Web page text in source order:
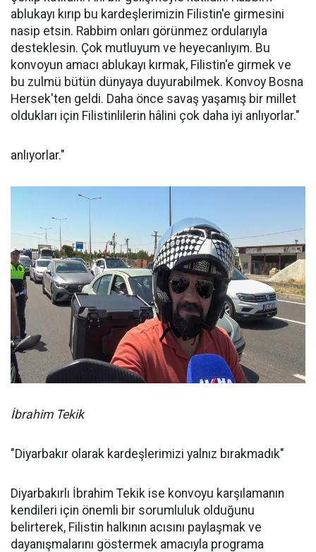
ablukayı kırıp bu kardeşlerimizin Filistin'e girmesini
nasip etsin. Rabbim onları görünmez ordularıyla
desteklesin. Çok mutluyum ve heyecanlıyım. Bu
konvoyun amacı ablukayı kırmak, Filistin'e girmek ve
bu zulmü bütün dünyaya duyurabilmek. Konvoy Bosna
Hersek'ten geldi. Daha önce savaş yaşamış bir millet
oldukları için Filistinlilerin hâlini çok daha iyi anlıyorlar."
anlıyorlar."
İbrahim Tekik
"Diyarbakır olarak kardeşlerimizi yalnız bırakmadık"
Diyarbakırlı İbrahim Tekik ise konvoyu karşılamanın
kendileri için önemli bir sorumluluk olduğunu
belirterek, Filistin halkının acısını paylaşmak ve
dayanışmalarını göstermek amacıyla programa